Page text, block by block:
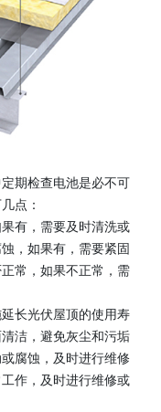
期检查电池是必不可
点：
有，需要及时清洗或
，如果有，需要紧固
常，如果不正常，需
长光伏屋顶的使用寿
洁，避免灰尘和污垢
腐蚀，及时进行维修
作，及时进行维修或